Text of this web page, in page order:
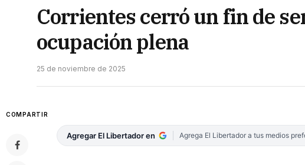
Corrientes cerró un fin de
ocupación plena
25 de noviembre de 2025
COMPARTIR
Agregar El Libertador en Agrega El Libertador a tus medios